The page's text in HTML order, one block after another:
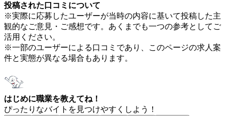
投稿された口コミについて
※実際に応募したユーザーが当時の内容に基いて投稿した主
観的なご意見・ご感想です。あくまでも一つの参考としてご
活用ください。
※一部のユーザーによる口コミであり、このページの求人案
件と実態が異なる場合もあります。
はじめに職業を教えてね！
ぴったりなバイトを見つけやすくしよう！